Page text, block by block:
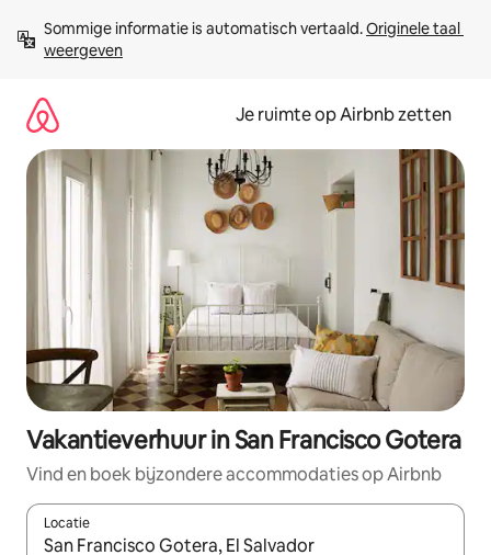
direct
naar
Sommige informatie is automatisch vertaald. Originele taal
weergeven
Je ruimte op Airbnb zetten
Vakantieverhuur in San Francisco Gotera
Vind en boek bijzondere accommodaties op Airbnb
Locatie
Wanneer er suggesties beschikbaar zijn, maak je een keuze